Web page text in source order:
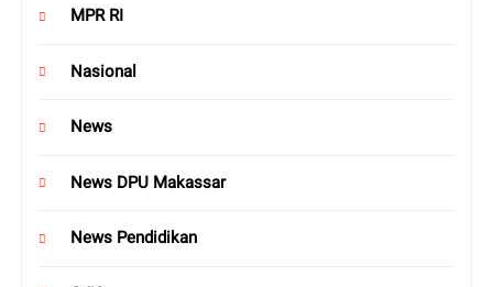
MPR RI
Nasional
News
News DPU Makassar
News Pendidikan